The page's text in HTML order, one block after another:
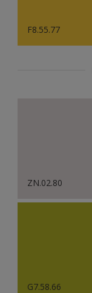
F8.55.77
ZN.02.80
G7.58.66